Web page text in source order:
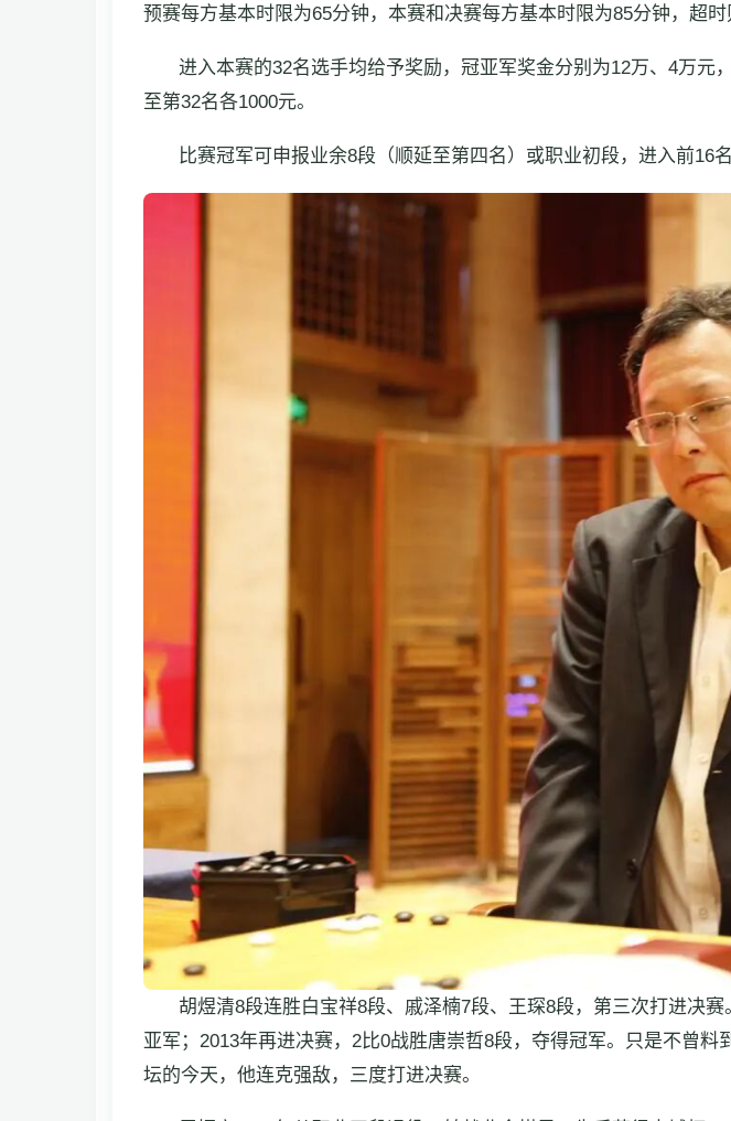
预赛每方基本时限为65分钟，本赛和决赛每方基本时限为85分钟，超
进入本赛的32名选手均给予奖励，冠亚军奖金分别为12万、4万元
至第32名各1000元。
比赛冠军可申报业余8段（顺延至第四名）或职业初段，进入前16
胡煜清8段连胜白宝祥8段、戚泽楠7段、王琛8段，第三次打进决
亚军；2013年再进决赛，2比0战胜唐崇哲8段，夺得冠军。只是不曾
坛的今天，他连克强敌，三度打进决赛。